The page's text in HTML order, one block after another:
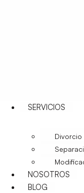
SERVICIOS
Divorcio
NOSOTROS
BLOG